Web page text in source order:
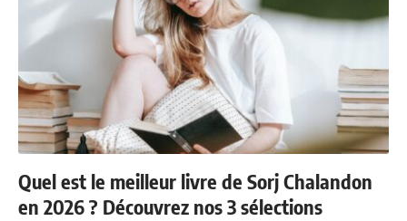
Quel est le meilleur livre de Sorj Chalandon
en 2026 ? Découvrez nos 3 sélections